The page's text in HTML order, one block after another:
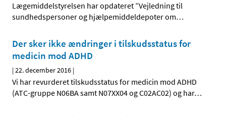
Lægemiddelstyrelsen har opdateret ”Vejledning til
sundhedspersoner og hjælpemiddeldepoter om…
Der sker ikke ændringer i tilskudsstatus for
medicin mod ADHD
|22. december 2016 |
Vi har revurderet tilskudsstatus for medicin mod ADHD
(ATC-gruppe N06BA samt N07XX04 og C02AC02) og har…